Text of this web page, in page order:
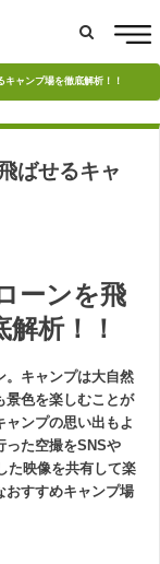
ャンプ場を徹底解析！！
ばせるキャ
ーンを飛
析！！
。キャンプは大自然
景色を楽しむことが
ンプの思い出もよ
った空撮をSNSや
た映像を共有して楽
おすすめキャンプ場